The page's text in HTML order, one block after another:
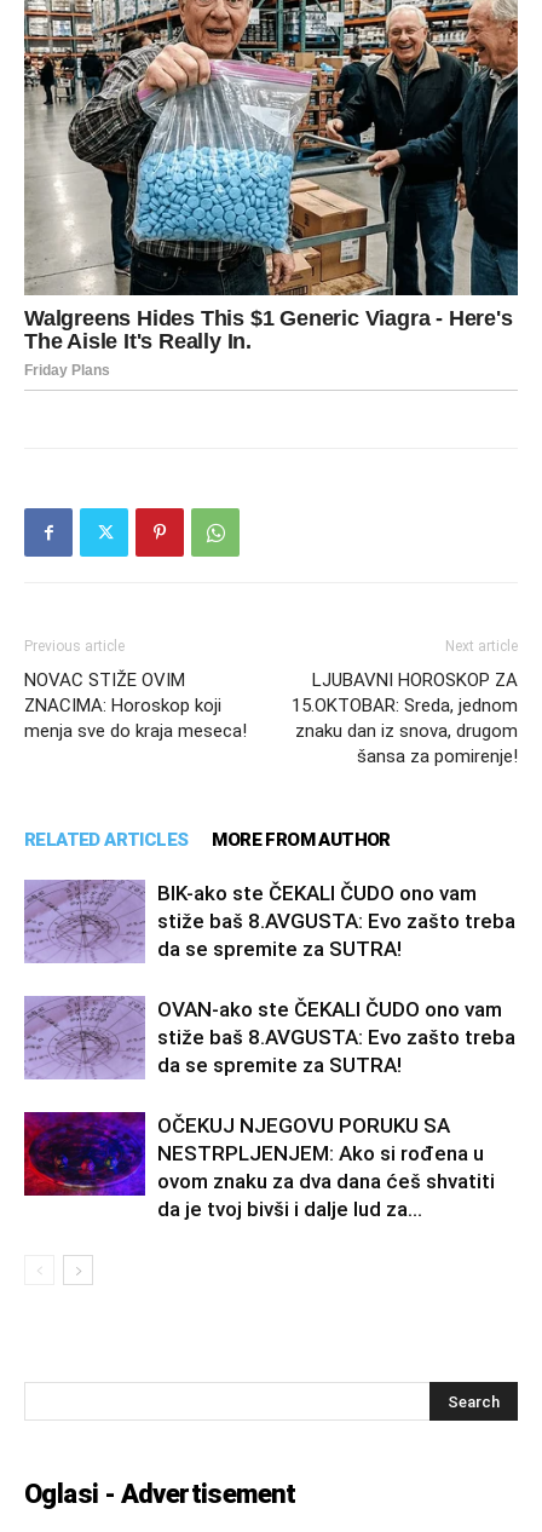
Previous article
NOVAC STIŽE OVIM
ZNACIMA: Horoskop koji
menja sve do kraja meseca!
Next article
LJUBAVNI HOROSKOP ZA
15.OKTOBAR: Sreda, jednom
znaku dan iz snova, drugom
šansa za pomirenje!
RELATED ARTICLES MORE FROM AUTHOR
BIK-ako ste ČEKALI ČUDO ono vam
stiže baš 8.AVGUSTA: Evo zašto treba
da se spremite za SUTRA!
OVAN-ako ste ČEKALI ČUDO ono vam
stiže baš 8.AVGUSTA: Evo zašto treba
da se spremite za SUTRA!
OČEKUJ NJEGOVU PORUKU SA
NESTRPLJENJEM: Ako si rođena u
ovom znaku za dva dana ćeš shvatiti
da je tvoj bivši i dalje lud za...
Oglasi - Advertisement